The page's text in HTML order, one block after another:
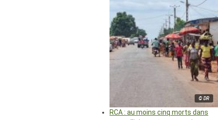
© DR
RCA : au moins cinq morts dans